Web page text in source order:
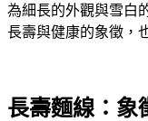
為細長的外觀與雪白
長壽與健康的象徵，
長壽麵線：象